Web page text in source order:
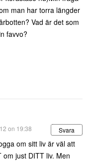
man har torra längder
Vad är det som
favvo?
on 19:38 Svara
om sitt liv är väl att
just DITT liv. Men